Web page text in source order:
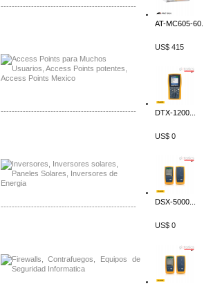
-------------------------------------------------
-------------------------------------------------
-------------------------------------------------
AT-MC605-60...
US$ 415
DTX-1200...
US$ 0
DSX-5000...
US$ 0